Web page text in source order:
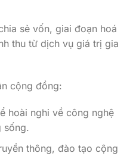
sẻ vốn, giai đoạn hoá
thu từ dịch vụ giá trị gia
cộng đồng:
hoài nghi về công nghệ
sống.
thông, đào tạo cộng